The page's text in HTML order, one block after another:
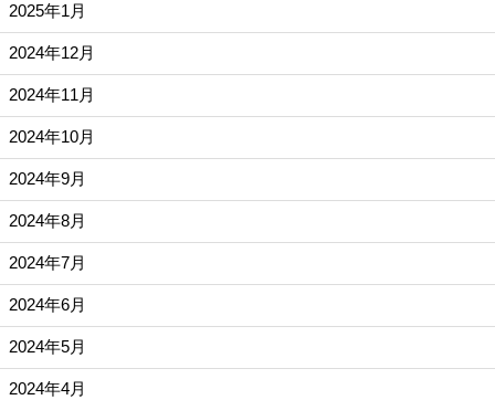
2025年1月
2024年12月
2024年11月
2024年10月
2024年9月
2024年8月
2024年7月
2024年6月
2024年5月
2024年4月